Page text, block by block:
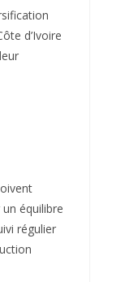
d’Ivoire
équilibre
régulier